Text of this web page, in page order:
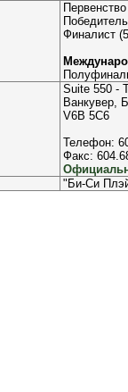
Финалист
Suite 550 -
Ванкувер,
V6B 5C6
Телефон:
Факс:
"Би-Си